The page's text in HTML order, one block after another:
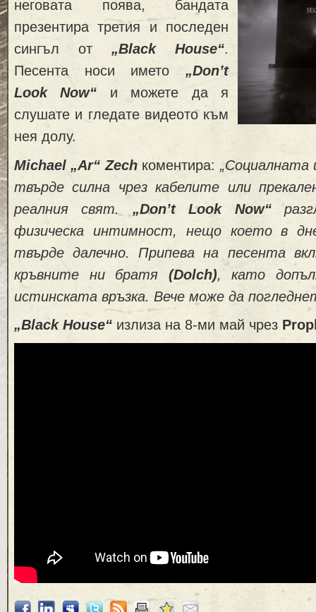
неговата поява, бандата
презентира третия и последен
сингъл от „Black House“.
Песента носи името „Don’t
Look Now“ и можете да я
слушате и гледате видеото към
нея долу.
Michael „Ar“ Zechкоментира: „Социалната
твърде силна чрез кабелите или
реалния свят. „Don’t Look Now“
физическа интимност, нещо което в
твърде далечно. Припева на песента
кръвните ни братя (Dolch), като
истинската връзка. Вече може да
„Black House“ излиза на 8-ми май чрез